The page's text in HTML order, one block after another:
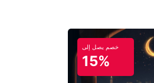
خصم يصل إلى
15%